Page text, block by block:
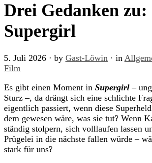
Drei Gedanken zu:
Supergirl
5. Juli 2026 · by Gast-Löwin · in
Film
Es gibt einen Moment in Supergirl –
Sturz –, da drängt sich eine schlichte
eigentlich passiert, wenn diese
dem gewesen wäre, was sie tut? Wenn
ständig stolpern, sich volllaufen lassen
Prügelei in die nächste fallen würde –
stark für uns?